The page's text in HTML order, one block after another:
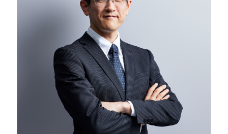
Company